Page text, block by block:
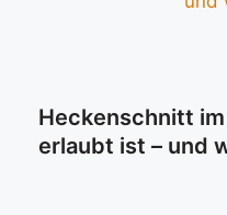
Heckenschnitt
erlaubt ist – und